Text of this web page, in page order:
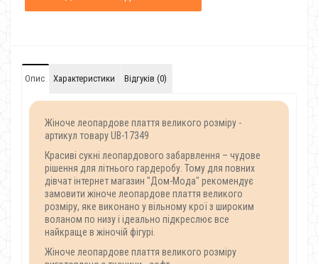
Опис Характеристики Відгуків (0)
Жіноче леопардове плаття великого розміру -
артикул товару UB-17349
Красиві сукні леопардового забарвлення – чудове
рішення для літнього гардеробу. Тому для повних
дівчат інтернет магазин "Дом-Мода" рекомендує
замовити жіноче леопардове плаття великого
розміру, яке виконано у вільному крої з широким
воланом по низу і ідеально підкреслює все
найкраще в жіночій фігурі.
Жіноче леопардове плаття великого розміру